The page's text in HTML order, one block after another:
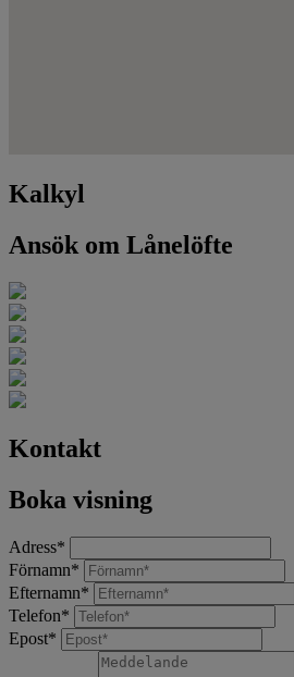
Kalkyl
Ansök om Lånelöfte
Kontakt
Boka visning
Adress*
Förnamn*
Efternamn*
Telefon*
Epost*